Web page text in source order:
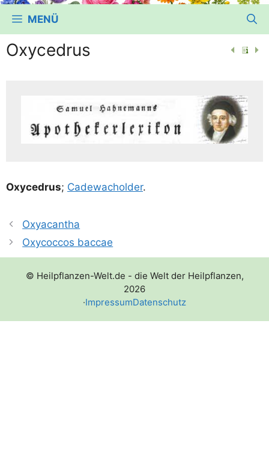
MENÜ
Oxycedrus
Oxy­cedrus; Cade­wa­chol­der.
Oxyacantha
Oxycoccos baccae
© Heilpflanzen-Welt.de - die Welt der Heilpflanzen,
2026
·ImpressumDatenschutz